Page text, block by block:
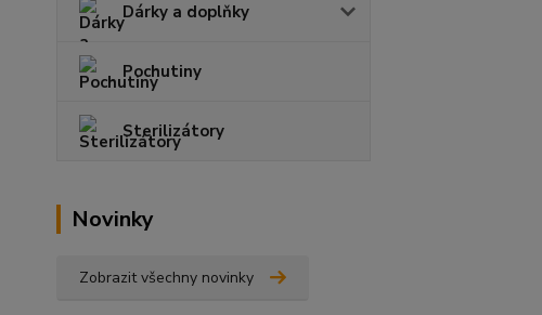
Dárky a doplňky
Pochutiny
Sterilizátory
Novinky
Zobrazit všechny novinky